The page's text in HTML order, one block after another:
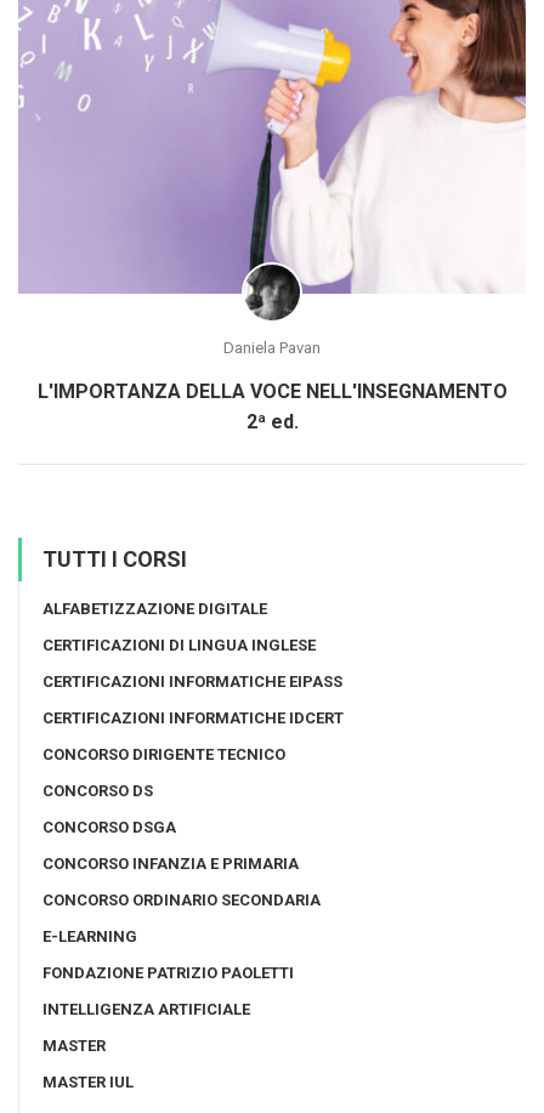
Daniela Pavan
L'IMPORTANZA DELLA VOCE NELL'INSEGNAMENTO
2ª ed.
TUTTI I CORSI
ALFABETIZZAZIONE DIGITALE
CERTIFICAZIONI DI LINGUA INGLESE
CERTIFICAZIONI INFORMATICHE EIPASS
CERTIFICAZIONI INFORMATICHE IDCERT
CONCORSO DIRIGENTE TECNICO
CONCORSO DS
CONCORSO DSGA
CONCORSO INFANZIA E PRIMARIA
CONCORSO ORDINARIO SECONDARIA
E-LEARNING
FONDAZIONE PATRIZIO PAOLETTI
INTELLIGENZA ARTIFICIALE
MASTER
MASTER IUL